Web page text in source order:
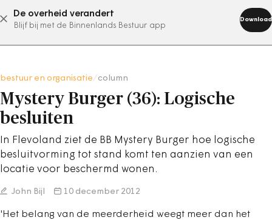
De overheid verandert
Blijf bij met de Binnenlands Bestuur app
Download
abonneer nu
bestuur en organisatie column
Mystery Burger (36): Logische
besluiten
In Flevoland ziet de BB Mystery Burger hoe logische
besluitvorming tot stand komt ten aanzien van een
locatie voor beschermd wonen.
John Bijl 10 december 2012
'Het belang van de meerderheid weegt meer dan het